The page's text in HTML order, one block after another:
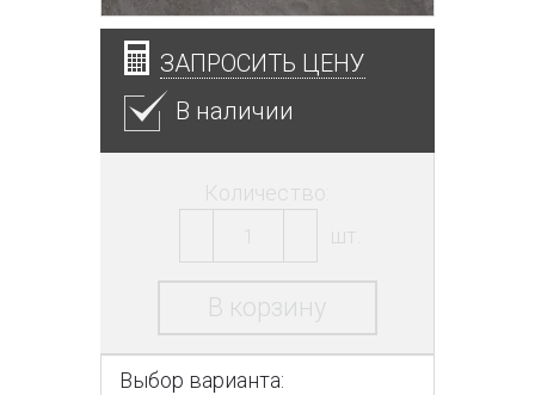
ЗАПРОСИТЬ ЦЕНУ
В наличии
Количество:
шт.
В корзину
Выбор варианта: